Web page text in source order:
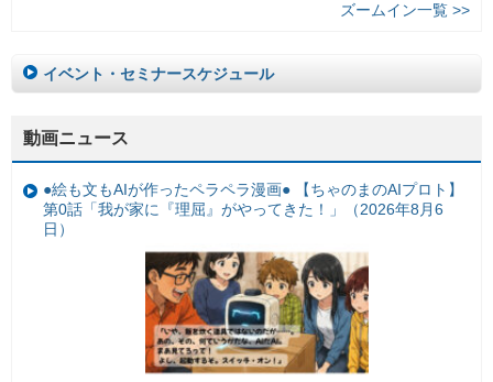
ズームイン一覧 >>
イベント・セミナースケジュール
動画ニュース
●絵も文もAIが作ったペラペラ漫画● 【ちゃのまのAIプロト】
第0話「我が家に『理屈』がやってきた！」（2026年8月6
日）